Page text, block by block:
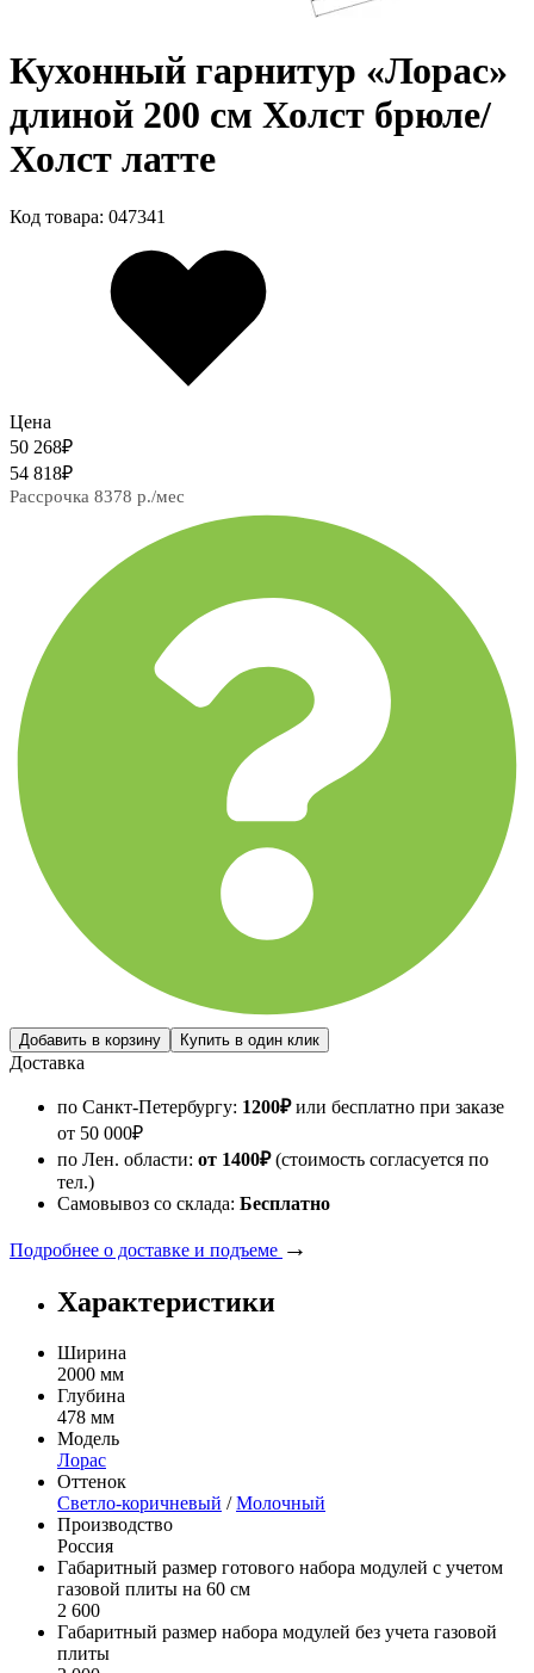
Кухонный гарнитур «Лорас»
длиной 200 см Холст брюле/
Холст латте
Код товара: 047341
Цена
50 268₽
54 818₽
Рассрочка 8378 р./мес
Доставка
по Санкт-Петербургу: 1200₽или бесплатно при заказе
от 50 000₽
по Лен. области: от 1400₽(стоимость согласуется по
тел.)
Самовывоз со склада: Бесплатно
Подробнее о доставке и подъеме →
Характеристики
Ширина
2000 мм
Глубина
478 мм
Модель
Лорас
Оттенок
Светло-коричневый /Молочный
Производство
Россия
Габаритный размер готового набора модулей с учетом
газовой плиты на 60 см
2 600
Габаритный размер набора модулей без учета газовой
плиты